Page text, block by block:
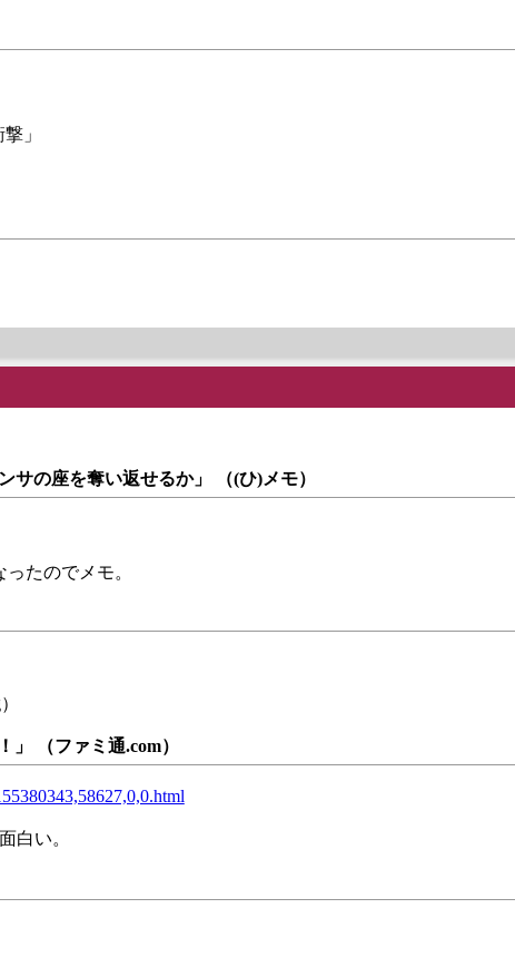
」
の座を奪い返せるか」 （(ひ)メモ）
たのでメモ。
（ファミ通.com）
白い。